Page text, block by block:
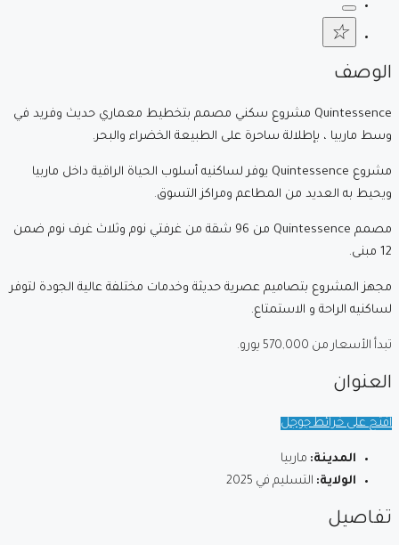
الوصف
Quintessence مشروع سكني مصمم بتخطيط معماري حديث وفريد في
وسط ماربيا ، بإطلالة ساحرة على الطبيعة الخضراء والبحر.
مشروع Quintessence يوفر لساكنيه أسلوب الحياة الراقية داخل ماربيا
ويحيط به العديد من المطاعم ومراكز التسوق.
مصمم Quintessence من 96 شقة من غرفتي نوم وثلاث غرف نوم ضمن
12 مبنى.
مجهز المشروع بتصاميم عصرية حديثة وخدمات مختلفة عالية الجودة لتوفر
لساكنيه الراحة و الاستمتاع.
تبدأ الأسعار من 570,000 يورو.
العنوان
افتح على خرائط جوجل
المدينة: ماربيا
الولاية: التسليم في 2025
تفاصيل